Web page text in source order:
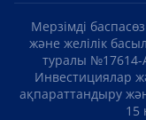
Мерзімді
және желілік
туралы №17614-
Инвестициялар
ақпараттандыру
15